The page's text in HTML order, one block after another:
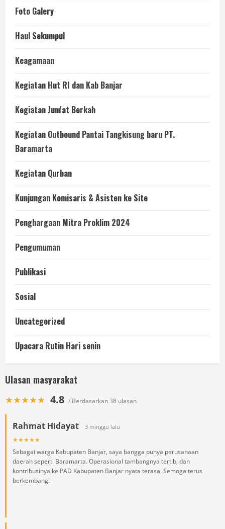
Foto Galery
Haul Sekumpul
Keagamaan
Kegiatan Hut RI dan Kab Banjar
Kegiatan Jum'at Berkah
Kegiatan Outbound Pantai Tangkisung baru PT.
Baramarta
Kegiatan Qurban
Kunjungan Komisaris & Asisten ke Site
Penghargaan Mitra Proklim 2024
Pengumuman
Publikasi
Sosial
Uncategorized
Upacara Rutin Hari senin
Ulasan masyarakat
★★★★★ 4.8 / Berdasarkan 38 ulasan
Rahmat Hidayat 3 minggu lalu
★★★★★
Sebagai warga Kabupaten Banjar, saya bangga punya perusahaan
daerah seperti Baramarta. Operasional tambangnya tertib, dan
kontribusinya ke PAD Kabupaten Banjar nyata terasa. Semoga terus
berkembang!